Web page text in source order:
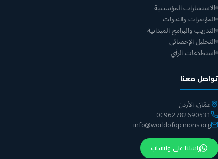
الاستشارات المؤسسية
المؤتمرات والندوات
التدريب والبرامج الميدانية
التحليل الإحصائي
استطلاعات الرأي
تواصل معنا
عمّان، الأردن
00962782690631
info@worldofopinions.org
راسلنا على واتساب